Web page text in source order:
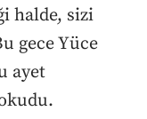
halde, sizi
gece Yüce
ayet